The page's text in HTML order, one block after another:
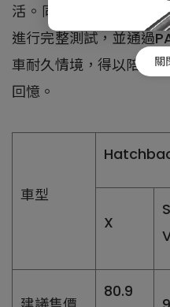
活。同時Ford Focus
進行完整測試，並通過
車耐久情境，得以陪伴
回憶。
車型
X
80.9
關